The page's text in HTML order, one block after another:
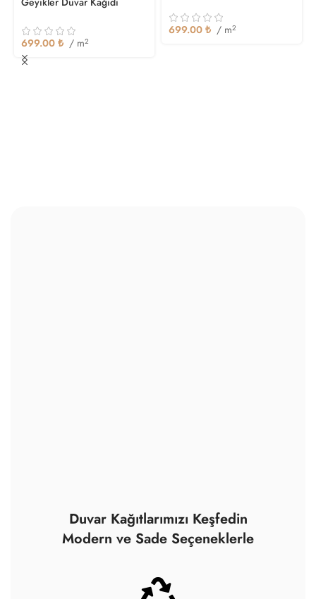
699.00 ₺ / m2
699.00 ₺ / m2
Duvar Kağıtlarımızı Keşfedin
Modern ve Sade Seçeneklerle